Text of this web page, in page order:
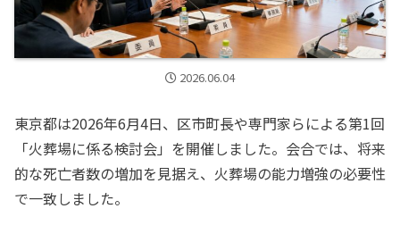
2026.06.04
東京都は2026年6月4日、区市町長や専門家らによる第1回
「火葬場に係る検討会」を開催しました。会合では、将来
的な死亡者数の増加を見据え、火葬場の能力増強の必要性
で一致しました。